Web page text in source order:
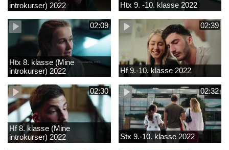
introkurser) 2022
Htx 9. -10. klasse 2022
02:09
Htx 8. klasse (Mine
introkurser) 2022
02:39
Hf 9.-10. klasse 2022
02:30
Hf 8. klasse (Mine
introkurser) 2022
02:32
Stx 9.-10. klasse 2022